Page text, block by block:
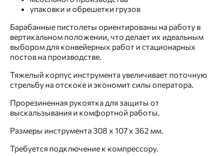
упаковки и обрешетки грузов
Барабанные пистолеты ориентированы на работу в
вертикальном положении, что делает их идеальным
выбором для конвейерных работ и стационарных
постов на производстве.
Тяжелый корпус инструмента увеличивает поточную
стрельбу на отскоке и экономит силы оператора.
Прорезиненная рукоятка для защиты от
выскальзывания и комфортной работы.
Размеры инструмента 308 х 107 х 362 мм.
Требуется подключение к компрессору.